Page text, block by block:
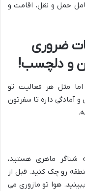
حمل و نقل، اقامت و
ضروری
و دلچسب!
اما مثل هر فعالیت تو
آمادگی داره تا سفرتون
شناگر ماهری هستید،
رو چک کنید. قبل از
هوا تو مازوری می